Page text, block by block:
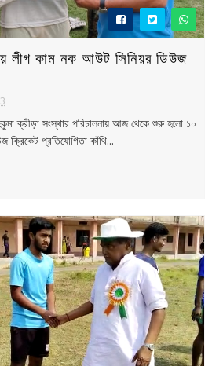
লীগ কাম নক আউট সিনিয়র ডিউজ
ক্রীড়া সংস্থার পরিচালনায় আজ থেকে শুরু হলো ১০
ক্রিকেট প্রতিযোগিতা কাঁথি...